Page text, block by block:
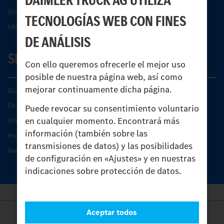
TECNOLOGÍAS WEB CON FINES
DE ANÁLISIS
Con ello queremos ofrecerle el mejor uso
posible de nuestra página web, así como
mejorar continuamente dicha página.
Puede revocar su consentimiento voluntario
en cualquier momento. Encontrará más
información (también sobre las
transmisiones de datos) y las posibilidades
de configuración en «Ajustes» y en nuestras
indicaciones sobre protección de datos.
Aceptar todos
Sistemas de asistencia de seguridad Econic
UNI-TOUCH®
SERVICIO
Días de Servicio del Unimog
Encontrar un socio
Oferta de servicio del Unimog
Productos de piezas y servicio
Recambios originales
Provider